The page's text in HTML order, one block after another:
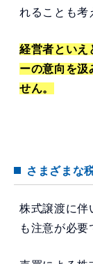
れることも考
経営者といえ
ーの意向を汲
せん。
さまざまな
株式譲渡に伴
も注意が必要